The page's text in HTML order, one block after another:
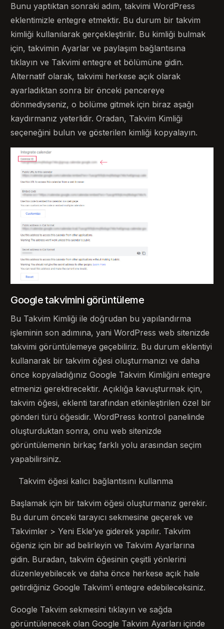
Bunu yaptıktan sonraki adım, takvimi WordPress
eklentimizle entegre etmektir. Bu durum bir takvim
kimliği kullanılarak gerçekleştirilir. Bu kimliği bulmak
için, takvimin Ayarlar ve paylaşım bağlantısına
tıklayın ve Takvimi entegre et bölümüne gidin.
Alternatif olarak, takvimi herkese açık olarak
ayarladıktan sonra bir önceki pencereye
dönmediyseniz, o bölüme gitmek için biraz aşağı
kaydırmanız yeterlidir. Oradan, Takvim Kimliği
seçeneğini bulun ve gösterilen kimliği kopyalayın.
Google takvimini görüntüleme
Bu Takvim Kimliği ile doğrudan bu yapılandırma
işleminin son adımına, yani WordPress web sitenizde
takvimi görüntülemeye geçebiliriz. Bu durum eklentiyi
kullanarak bir takvim öğesi oluşturmanızı ve daha
önce kopyaladığınız Google Takvim Kimliğini entegre
etmenizi gerektirecektir. Açıklığa kavuşturmak için,
takvim öğesi, eklenti tarafından etkinleştirilen özel bir
gönderi türü öğesidir. WordPress kontrol panelinde
oluşturduktan sonra, onu web sitenizde
görüntülemenin birkaç farklı yolu arasından seçim
yapabilirsiniz.
Takvim öğesi kalıcı bağlantısını kullanma
Başlamak için bir takvim öğesi oluşturmanız gerekir.
Bu durum önceki tarayıcı sekmesine geçerek ve
Takvimler > Yeni Ekle’ye giderek yapılır. Takvim
öğeniz için bir ad belirleyin ve Takvim Ayarlarına
gidin. Buradan, takvim öğesinin çeşitli yönlerini
düzenleyebilecek ve daha önce herkese açık hale
getirdiğiniz Google Takvim’i entegre edebileceksiniz.
Google Takvim sekmesini tıklayın ve sağda
görüntülenecek olan Google Takvim Ayarları içinde